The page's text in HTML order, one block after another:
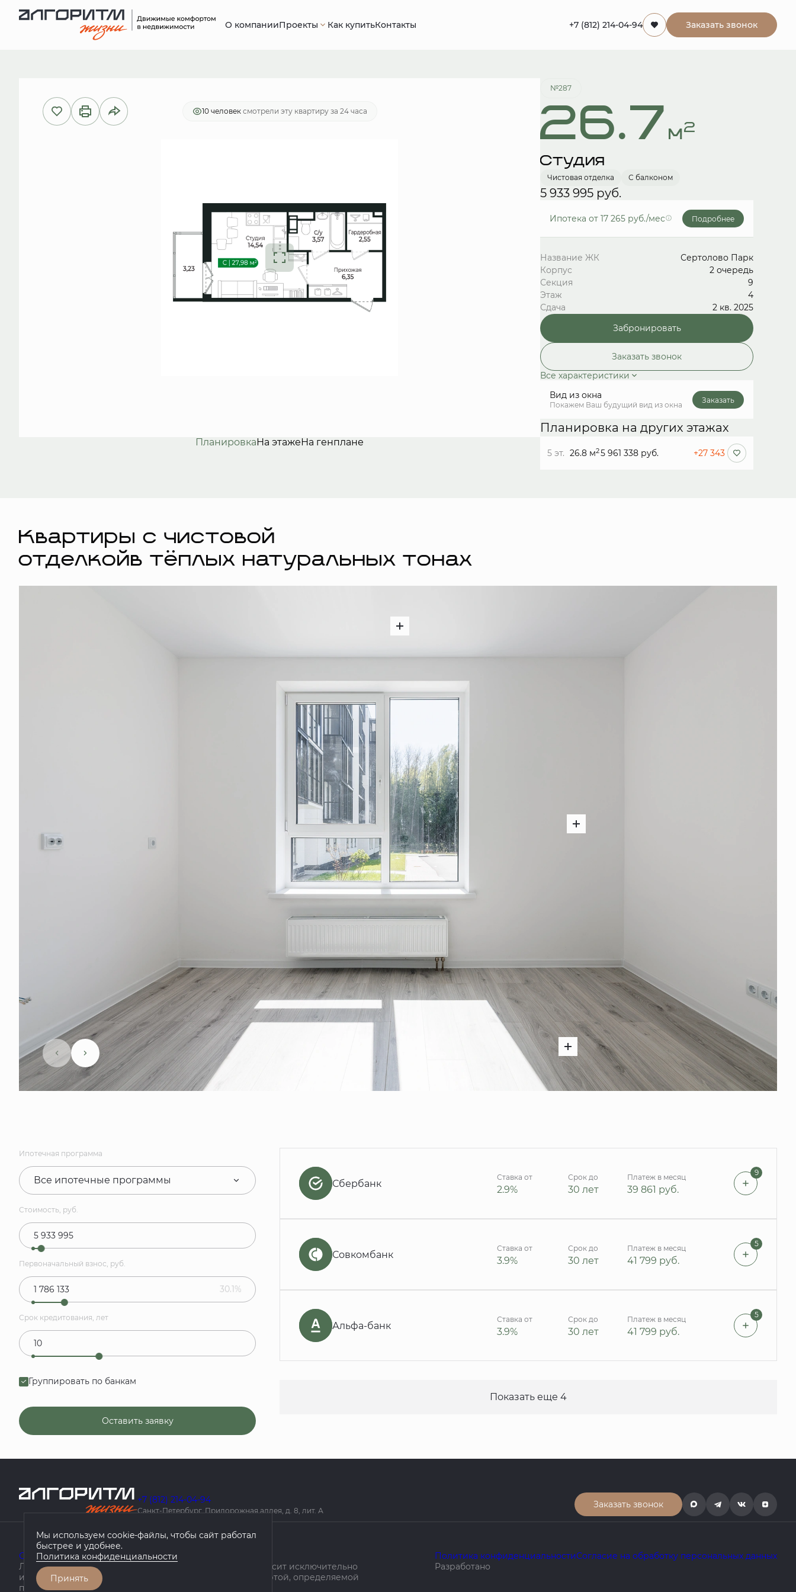
О компанииПроекты Как купитьКонтакты +7 (812) 214-04-94 Заказать звонок
Студия26.7 м25 933 995 руб.Ипотекаот 17 265 руб./мес. Забронировать
10 человек смотрели эту квартиру за 24 часа
ПланировкаНа этажеНа генплане
№287
26.7 м2
Студия
Чистовая отделка С балконом
5 933 995 руб.
Ипотека от 17 265 руб./мес Подробнее
Название ЖК
Сертолово Парк
Корпус
2 очередь
Секция
9
Этаж
4
Сдача
2 кв. 2025
Забронировать
Заказать звонок
Все характеристики
Вид из окна
Покажем Ваш будущий вид из окна
Заказать
Планировка на других этажах
5 эт. 26.8 м25 961 338 руб. +27 343
Квартиры с чистовой
отделкойв тёплых натуральных тонах
Ипотечная программа
Все ипотечные программы
Стоимость, руб.
Первоначальный взнос, руб.
30.1%
Срок кредитования, лет
Группировать по банкам
Оставить заявку
Сбербанк
Ставка от
2.9%
Срок до
30 лет
Платеж в месяц
39 861 руб.
9
Совкомбанк
Ставка от
3.9%
Срок до
30 лет
Платеж в месяц
41 799 руб.
5
Альфа-банк
Ставка от
3.9%
Срок до
30 лет
Платеж в месяц
41 799 руб.
5
Показать еще 4
+7 (812) 214-04-94
Санкт-Петербург, Придорожная аллея, д. 8, лит. А
Заказать звонок
О компанииПроектыГеография проектов
Любая информация, представленная на данном сайте, носит исключительно
информационный характер, не является публичной офертой, определяемой
положениями статьи 437 ГК РФ.
Политика конфиденциальностиСогласие на обработку персональных данных
Разработано
Мы используем cookie-файлы, чтобы сайт работал
быстрее и удобнее.
Политика конфиденциальности
Принять